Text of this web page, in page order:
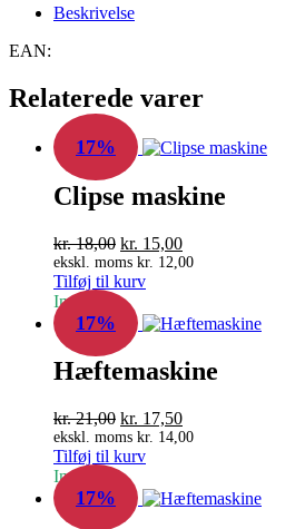
Beskrivelse
EAN:
Relaterede varer
17%
Clipse maskine
kr.18,00 Den
oprindelige
pris
var:
kr. 18,00.
kr. 15,00Den
aktuelle
kr. 15,00.
ekskl. moms kr. 12,00
Tilføj til kurv
In Stock
17%
Hæftemaskine
kr.21,00 Den
oprindelige
pris
var:
kr. 21,00.
kr. 17,50Den
aktuelle
kr. 17,50.
ekskl. moms kr. 14,00
Tilføj til kurv
In Stock
17%